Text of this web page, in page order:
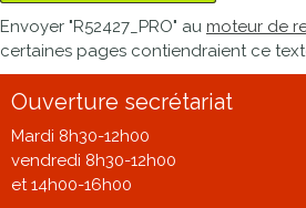
Envoyer "R52427_PRO" au moteur de
certaines pages contiendraient ce
Ouverture secrétariat
Mardi 8h30-12h00
vendredi 8h30-12h00
et 14h00-16h00